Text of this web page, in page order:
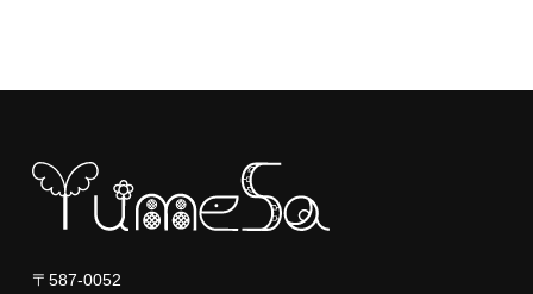
〒587-0052